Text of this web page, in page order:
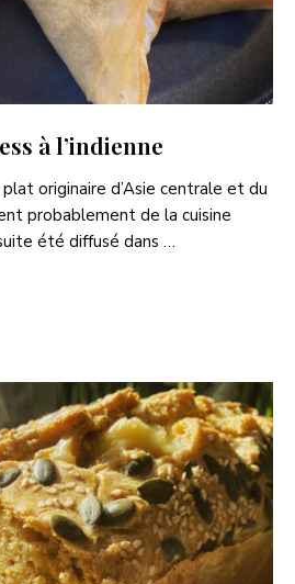
à l’indienne
originaire d’Asie centrale et du
probablement de la cuisine
été diffusé dans …